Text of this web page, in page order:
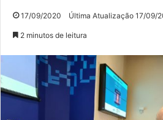
17/09/2020 Última Atualização 17/09/
2 minutos de leitura